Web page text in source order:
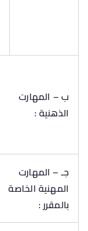
ب – المهارت
الذهنية :
جـ – المهارت
المهنية الخاصة
بالمقرر :